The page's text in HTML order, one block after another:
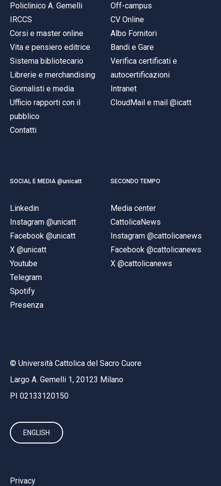
Policlinico A. Gemelli
IRCCS
Corsi e master online
Vita e pensiero editrice
Sistema bibliotecario
Librerie e merchandising
Giornalisti e media
Ufficio rapporti con il
pubblico
Contatti
Off-campus
CV Online
Albo Fornitori
Bandi e Gare
Verifica certificati e
autocertificazioni
Intranet
CloudMail e mail @icatt
SOCIAL E MEDIA @unicatt
Linkedin
Instagram @unicatt
Facebook @unicatt
X @unicatt
Youtube
Telegram
Spotify
Presenza
SECONDO TEMPO
Media center
CattolicaNews
Instagram @cattolicanews
Facebook @cattolicanews
X @cattolicanews
© Università Cattolica del Sacro Cuore
Largo A. Gemelli 1, 20123 Milano
PI 02133120150
ENGLISH
Privacy